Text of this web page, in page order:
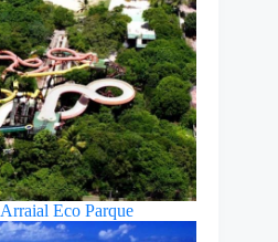
Arraial Eco Parque